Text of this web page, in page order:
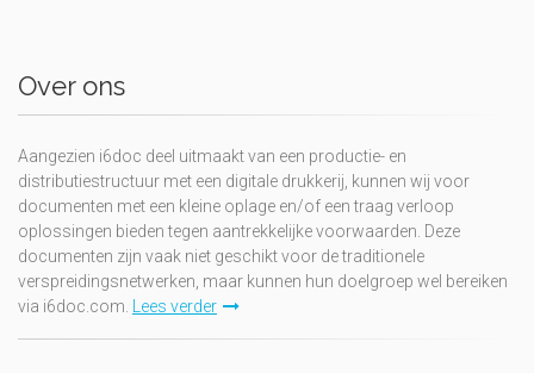
Over ons
Aangezien i6doc deel uitmaakt van een productie- en
distributiestructuur met een digitale drukkerij, kunnen wij voor
documenten met een kleine oplage en/of een traag verloop
oplossingen bieden tegen aantrekkelijke voorwaarden. Deze
documenten zijn vaak niet geschikt voor de traditionele
verspreidingsnetwerken, maar kunnen hun doelgroep wel bereiken
via i6doc.com.
Lees verder